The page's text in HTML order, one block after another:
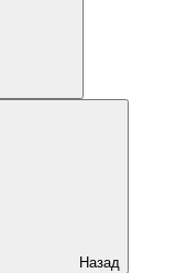
Назад